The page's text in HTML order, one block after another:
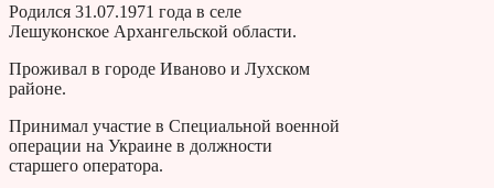
Родился 31.07.1971 года в селе
Лешуконское Архангельской области.
Проживал в городе Иваново и Лухском
районе.
Принимал участие в Специальной военной
операции на Украине в должности
старшего оператора.